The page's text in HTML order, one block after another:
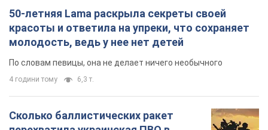
перехватила украинская ПВО в
июле: в Минобороны назвали цифру
Украинская ПВО работала в условиях
Аурика Ротару через суд изменила
свою пенсию, на которую ранее